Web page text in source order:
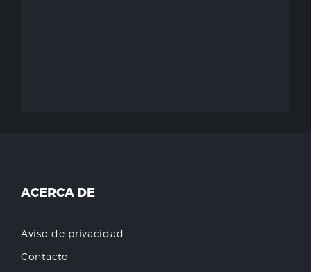
ACERCA DE
Aviso de privacidad
Contacto